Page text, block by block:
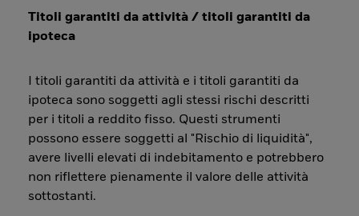
Titoli garantiti da attività / titoli garantiti da
ipoteca
I titoli garantiti da attività e i titoli garantiti da
ipoteca sono soggetti agli stessi rischi descritti
per i titoli a reddito fisso. Questi strumenti
possono essere soggetti al "Rischio di liquidità",
avere livelli elevati di indebitamento e potrebbero
non riflettere pienamente il valore delle attività
sottostanti.